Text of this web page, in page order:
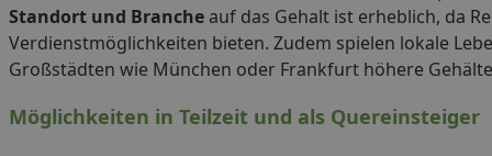
Standort und Brancheauf das Gehalt ist erheblich, da
Verdienstmöglichkeiten bieten. Zudem spielen lokale
Großstädten wie München oder Frankfurt höhere
Möglichkeiten in Teilzeit und als Quereinsteiger